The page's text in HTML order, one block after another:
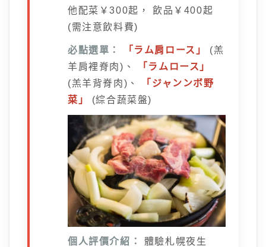
他配菜￥300起， 飲品￥400起
(需注意飲料費)
必點選單： 「ラム肩ロース」
(羔
羊肩裡脊肉)、
「ラムロース」
(羔羊背脊肉)、
「ジャンンボ野
菜」
(綜合蔬菜盤)
個人評價介紹：
體驗札幌夜生